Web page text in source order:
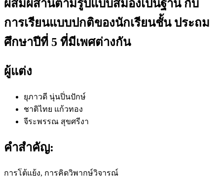
ผสมผสานตามรูปแบบสมองเป็นฐาน กับ
การเรียนแบบปกติของนักเรียนชั้น ประถม
ศึกษาปีที่ 5 ที่มีเพศต่างกัน
ผู้แต่ง
ยุภาวดี นุ่นปิ่นปักษ์
ชาติไทย แก้วทอง
จีระพรรณ สุขศรีงา
คำสำคัญ:
การโต้แย้ง, การคิดวิพากษ์วิจารณ์